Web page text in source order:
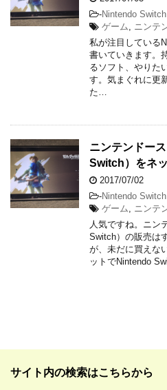
-Nintendo Switch
ゲーム
ニンテ
私が注目している
書いていきます。
るソフト、やりた
す。気まぐれに更
た…
ニンテンドー
Switch）をネ
2017/07/02
-Nintendo Switch
ゲーム
ニンテ
人気ですね。ニン
Switch）の販売は
が、未だに買えな
ットでNintendo
サイト内の検索はこちらから